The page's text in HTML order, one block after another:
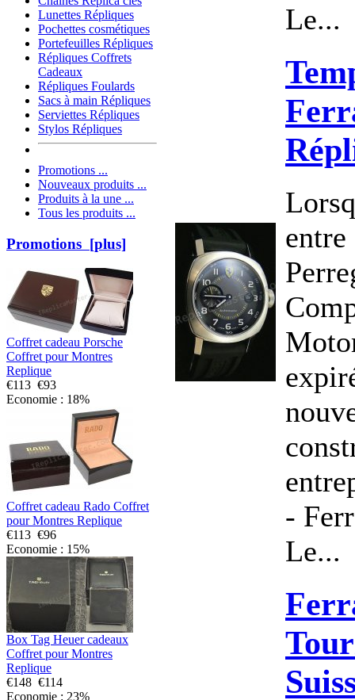
Lunettes Répliques
Pochettes cosmétiques
Portefeuilles Répliques
Répliques Coffrets
Cadeaux
Répliques Foulards
Sacs à main Répliques
Serviettes Répliques
Stylos Répliques
Promotions ...
Nouveaux produits ...
Produits à la une ...
Tous les produits ...
Promotions [plus]
Coffret cadeau Porsche
Coffret pour Montres
Replique
€113 €93
Economie : 18%
Coffret cadeau Rado Coffret
pour Montres Replique
€113 €96
Economie : 15%
Box Tag Heuer cadeaux
Coffret pour Montres
Replique
€148 €114
Economie : 23%
Le...
-
Le...